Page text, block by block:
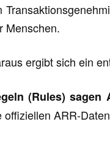
Menschen.
ergibt sich ein
(Rules) sagen
offiziellen ARR-